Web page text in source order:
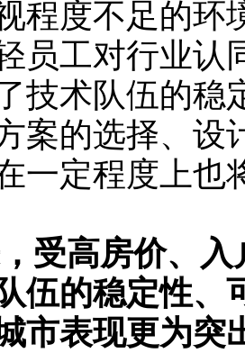
程度不足的环
员工对行业认
技术队伍的稳
案的选择、设
一定程度上也
受高房价、入
伍的稳定性、
市表现更为突